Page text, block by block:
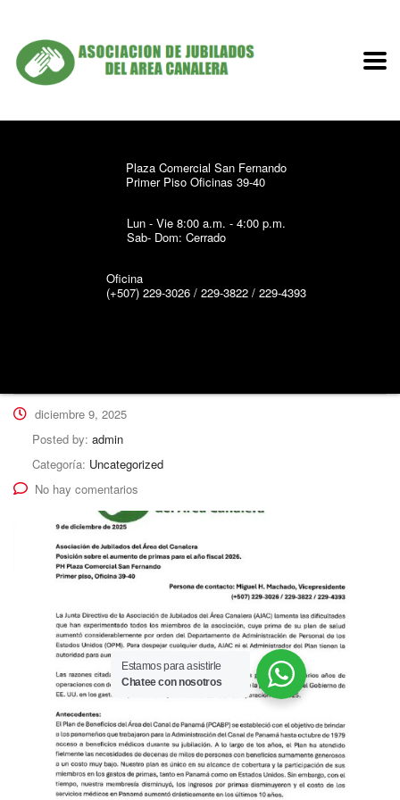
Plaza Comercial San Fernando
Primer Piso Oficinas 39-40
Lun - Vie 8:00 a.m. - 4:00 p.m.
Sab- Dom: Cerrado
Oficina
(+507) 229-3026 / 229-3822 / 229-4393
diciembre 9, 2025
Posted by: admin
Categoría: Uncategorized
No hay comentarios
Estamos para asistirle
Chatee con nosotros